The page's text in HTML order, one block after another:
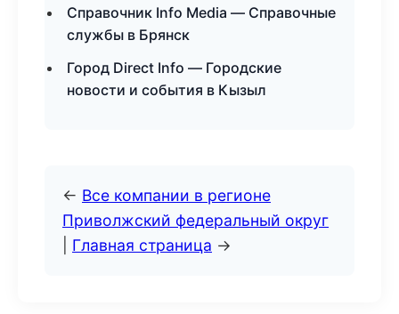
Справочник Info Media — Справочные
службы в Брянск
Город Direct Info — Городские
новости и события в Кызыл
← Все компании в регионе
Приволжский федеральный округ
Главная страница →